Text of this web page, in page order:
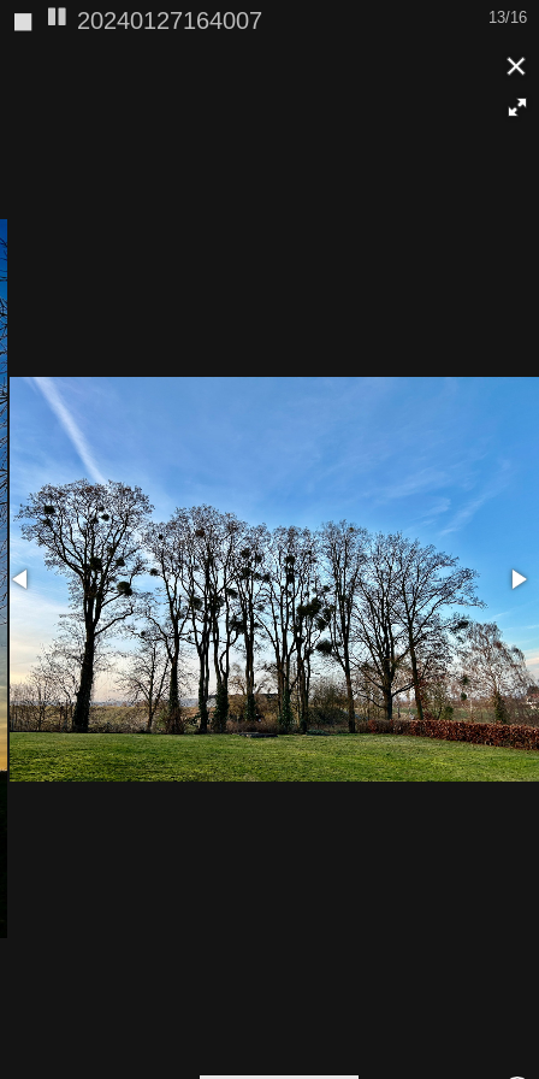
14/16
◼ 20240127164645